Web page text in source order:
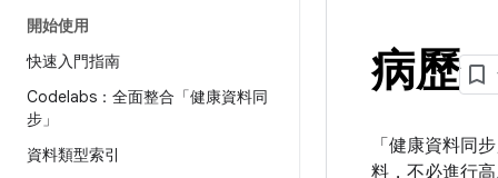
開始使用
快速入門指南
Codelabs：全面整合「健康資料同
步」
資料類型索引
病歷
「健康資料同
料，不必進行